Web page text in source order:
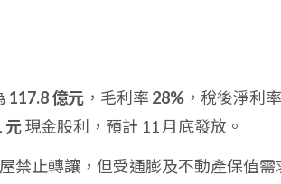
117.8 億元 ，毛利率 28% ，稅後淨利率
元現金股利，預計 11 月底發放。
禁止轉讓，但受通膨及不動產保值需